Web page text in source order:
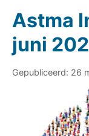
Astma
juni
Gepubliceerd: 26